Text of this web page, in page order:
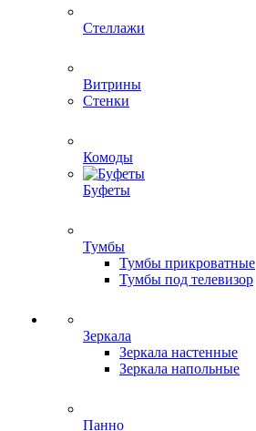
Стеллажи
Витрины
Стенки
Комоды
Буфеты
Тумбы
Тумбы прикроватные
Тумбы под телевизор
Зеркала
Зеркала настенные
Зеркала напольные
Панно